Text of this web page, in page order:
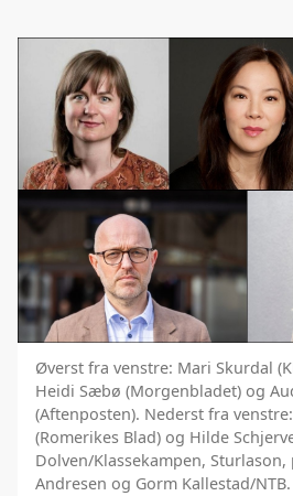
Øverst fra venstre: Mari Skurdal
Heidi Sæbø (Morgenbladet) og
(Aftenposten). Nederst fra
(Romerikes Blad) og Hilde
Dolven/Klassekampen,
Andresen og Gorm Kallestad/NTB.